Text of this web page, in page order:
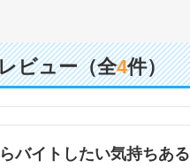
ビュー（全4件）
バイトしたい気持ちある